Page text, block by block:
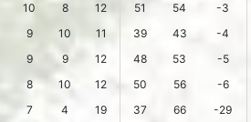
10 8 12 51 54
-3
9 10 11 39 43
-4
9 9 12 48 53
-5
8 10 12 50 56
-6
7 4 19 37 66 -29